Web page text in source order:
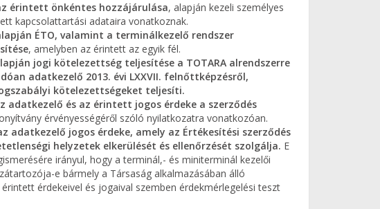
érintett önkéntes hozzájárulása, alapján kezeli személyes
kapcsolattartási adataira vonatkoznak.
ÉTO, valamint a terminálkezelő rendszer
, amelyben az érintett az egyik fél.
jogi kötelezettség teljesítése a TOTARA alrendszerre
adatkezelő 2013. évi LXXVII. felnőttképzésről,
kötelezettségeket teljesíti.
adatkezelő és az érintett jogos érdeke a szerződés
érvényességéről szóló nyilatkozatra vonatkozóan.
adatkezelő jogos érdeke, amely az Értékesítési szerződés
helyzetek elkerülését és ellenőrzését szolgálja. E
irányul, hogy a terminál,- és miniterminál kezelői
e bármely a Társaság alkalmazásában álló
érdekeivel és jogaival szemben érdekmérlegelési teszt